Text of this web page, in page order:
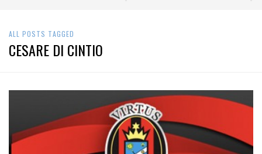
ALL POSTS TAGGED
CESARE DI CINTIO